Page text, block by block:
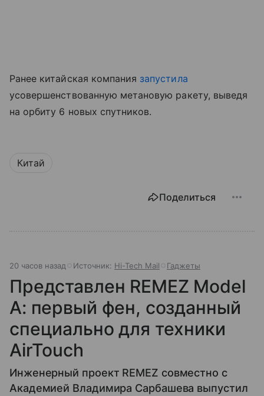
Ранее китайская компания запустила
усовершенствованную метановую ракету, выведя
на орбиту 6 новых спутников.
Китай
Поделиться
20 часов назад Источник: Hi-Tech Mail Гаджеты
Представлен REMEZ Model
A: первый фен, созданный
специально для техники
AirTouch
Инженерный проект REMEZ совместно с
Академией Владимира Сарбашева выпустил